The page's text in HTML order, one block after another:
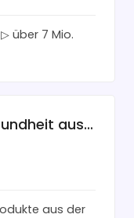
über 7 Mio.
apohealth - Gesundheit aus der Apotheke
aus der